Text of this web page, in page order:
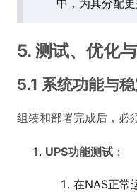
中，为其分配
5. 测试、优化
5.1 系统功能与
组装和部署完成后，必
UPS功能测试 ：
在NAS正常